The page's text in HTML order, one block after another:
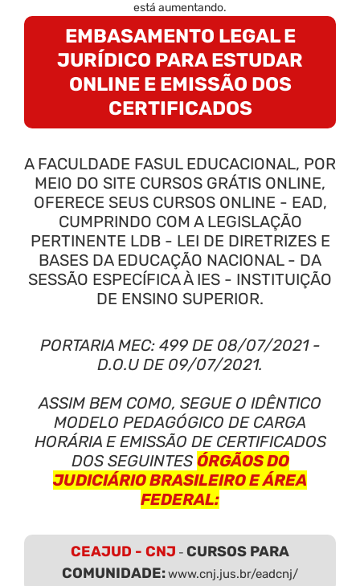
está aumentando.
EMBASAMENTO LEGAL E
JURÍDICO PARA ESTUDAR
ONLINE E EMISSÃO DOS
CERTIFICADOS
A FACULDADE FASUL EDUCACIONAL, POR
MEIO DO SITE CURSOS GRÁTIS ONLINE,
OFERECE SEUS CURSOS ONLINE - EAD,
CUMPRINDO COM A LEGISLAÇÃO
PERTINENTE LDB - LEI DE DIRETRIZES E
BASES DA EDUCAÇÃO NACIONAL - DA
SESSÃO ESPECÍFICA À IES - INSTITUIÇÃO
DE ENSINO SUPERIOR.
PORTARIA MEC: 499 DE 08/07/2021 -
D.O.U DE 09/07/2021.
ASSIM BEM COMO, SEGUE O IDÊNTICO
MODELO PEDAGÓGICO DE CARGA
HORÁRIA E EMISSÃO DE CERTIFICADOS
DOS SEGUINTES ÓRGÃOS DO
JUDICIÁRIO BRASILEIRO E ÁREA
FEDERAL:
CEAJUD - CNJ - CURSOS PARA
COMUNIDADE:www.cnj.jus.br/eadcnj/